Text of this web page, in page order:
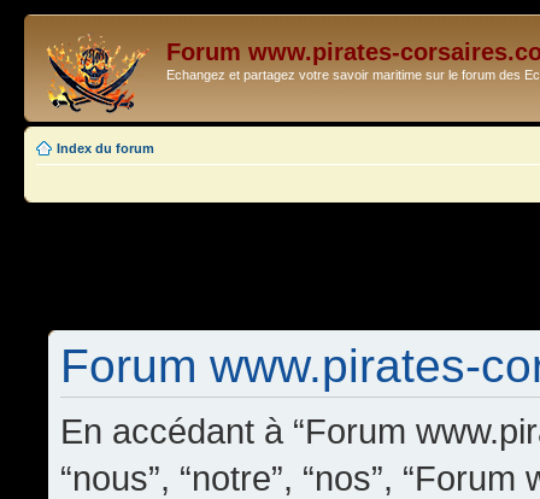
Forum www.pirates-
Echangez et partagez votre savoir maritime sur le forum des
Index du forum
Forum www.pirates-
En accédant à “Forum
“nous”, “notre”, “nos”,